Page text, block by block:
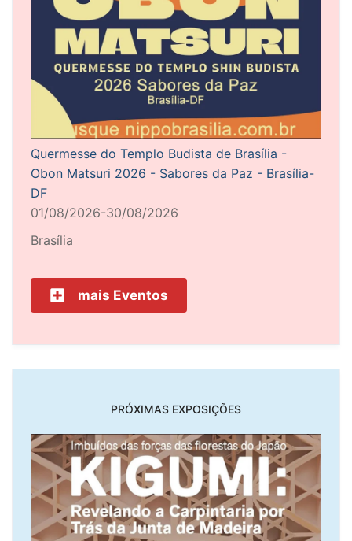
Quermesse do Templo Budista de Brasília -
Obon Matsuri 2026 - Sabores da Paz - Brasília-
DF
01/08/2026-30/08/2026
Brasília
mais Eventos
PRÓXIMAS EXPOSIÇÕES